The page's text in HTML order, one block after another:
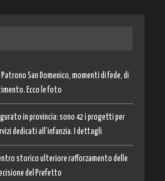
San Domenico, momenti di fede, di
Ecco le foto
in provincia: sono 42 i progetti per
dedicati all’infanzia. I dettagli
storico ulteriore rafforzamento delle
del Prefetto